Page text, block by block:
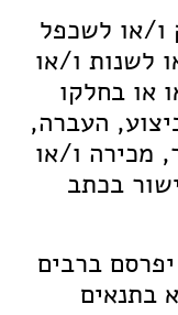
ו/או לשכפל
לשנות ו/או
או בחלקו
העברה,
מכירה ו/או
בכתב
ברבים
בתנאים